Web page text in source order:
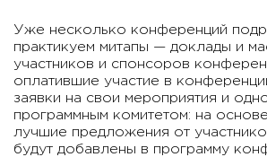
Уже несколько конференций
практикуем митапы — доклады и
участников и спонсоров
оплатившие участие в
заявки на свои мероприятия и
программным комитетом: на
лучшие предложения от
будут добавлены в программу